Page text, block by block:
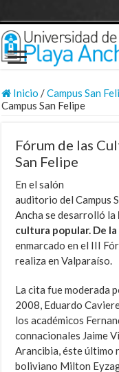
Inicio /Campus San
Campus San Felipe
Fórum de las
San Felipe
En el salón
auditorio del Campus
Ancha se desarrolló la
cultura popular. De la
enmarcado en el III
realiza en Valparaíso.
La cita fue moderada
2008, Eduardo
los académicos
connacionales Jaime
Arancibia, éste último
boliviano Milton